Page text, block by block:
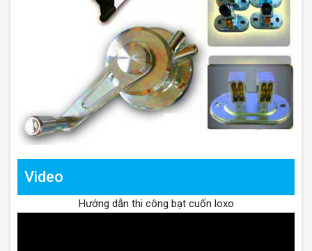
Video
Hướng dẫn thi công bạt cuốn loxo